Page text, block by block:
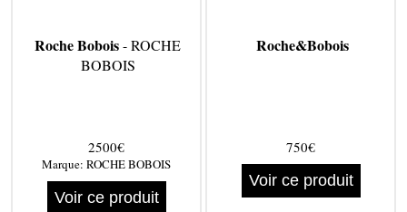
Roche Bobois- ROCHE
BOBOIS
2500€
Marque: ROCHE BOBOIS
Voir ce produit
Roche&Bobois
750€
Voir ce produit